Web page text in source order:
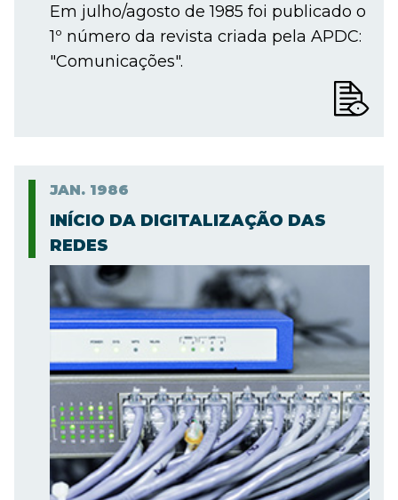
Em julho/agosto de 1985 foi publicado o
1º número da revista criada pela APDC:
"Comunicações".
JAN. 1986
INÍCIO DA DIGITALIZAÇÃO DAS
REDES